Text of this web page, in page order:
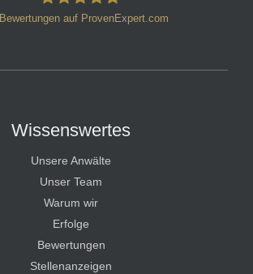
Bewertungen auf ProvenExpert.com
Wissenswertes
Unsere Anwälte
Unser Team
Warum wir
Erfolge
Bewertungen
Stellenanzeigen